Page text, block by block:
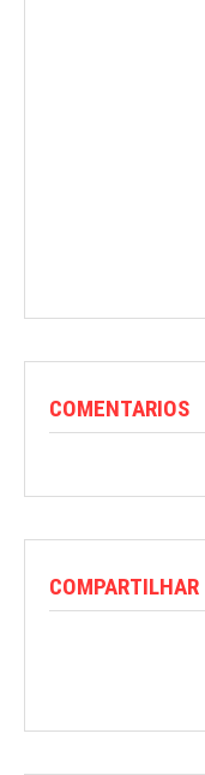
COMENTARIOS
COMPARTILHAR